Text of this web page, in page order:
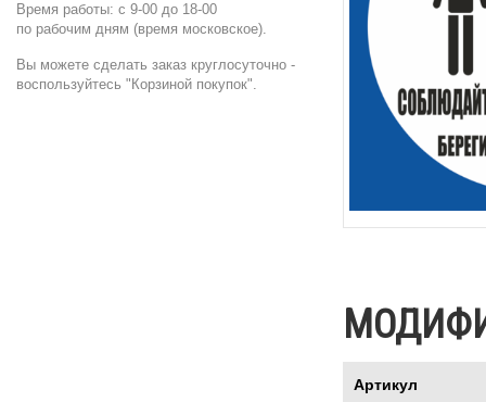
Время работы: с 9-00 до 18-00
по рабочим дням (время московское).
Вы можете сделать заказ круглосуточно -
воспользуйтесь "Корзиной покупок".
Артикул